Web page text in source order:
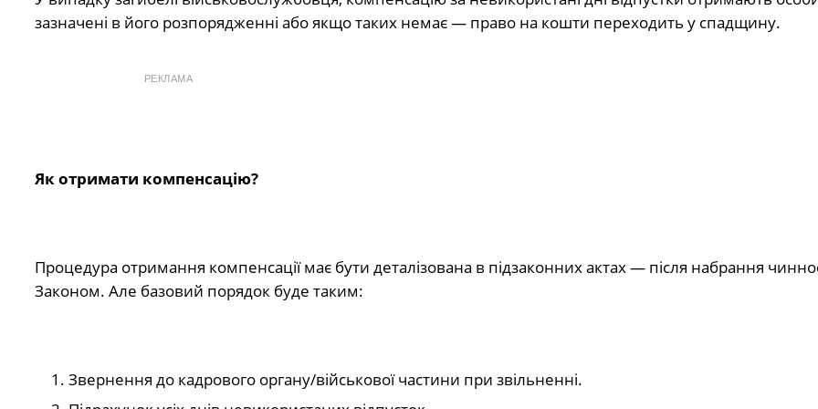
зазначені в його розпорядженні або якщо таких немає — право на кошти переходить у спадщину.
РЕКЛАМА
Як отримати компенсацію?
Процедура отримання компенсації має бути деталізована в підзаконних актах — після набрання
Законом. Але базовий порядок буде таким:
Звернення до кадрового органу/військової частини при звільненні.